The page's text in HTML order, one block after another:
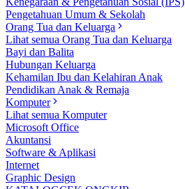
Pengetahuan Umum & Sekolah
Orang Tua dan Keluarga
Lihat semua Orang Tua dan Keluarga
Bayi dan Balita
Hubungan Keluarga
Kehamilan Ibu dan Kelahiran Anak
Pendidikan Anak & Remaja
Komputer
Lihat semua Komputer
Microsoft Office
Akuntansi
Software & Aplikasi
Internet
Graphic Design